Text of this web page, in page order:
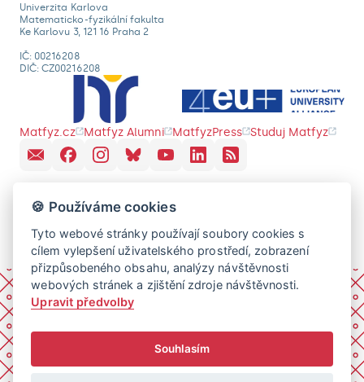
Univerzita Karlova
Matematicko-fyzikální fakulta
Ke Karlovu 3, 121 16 Praha 2
IČ: 00216208
DIČ: CZ00216208
Matfyz.cz Matfyz Alumni MatfyzPress Studuj Matfyz
🍪 Používáme cookies
Tyto webové stránky používají soubory cookies s
cílem vylepšení uživatelského prostředí, zobrazení
přizpůsobeného obsahu, analýzy návštěvnosti
webových stránek a zjištění zdroje návštěvnosti.
Upravit předvolby
Souhlasím